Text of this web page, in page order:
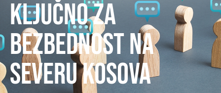
ključno za
bezbednost na
severu Kosova